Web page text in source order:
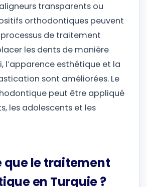
transparents ou
orthodontiques peuvent
processus de traitement
les dents de manière
l’apparence esthétique et la
sont améliorées. Le
peut être appliqué
les adolescents et les
que le traitement
en Turquie ?